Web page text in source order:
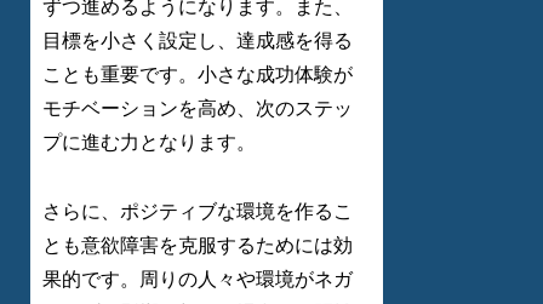
ずつ進めるようになります。また、
目標を小さく設定し、達成感を得る
ことも重要です。小さな成功体験が
モチベーションを高め、次のステッ
プに進む力となります。
さらに、ポジティブな環境を作るこ
とも意欲障害を克服するためには効
果的です。周りの人々や環境がネガ